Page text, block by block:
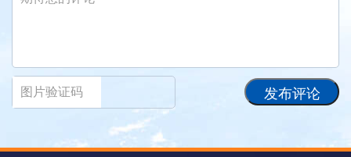
发布评论